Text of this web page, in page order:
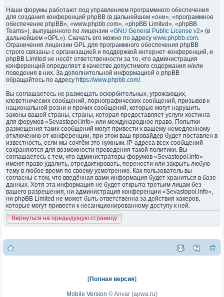
Наши форумы работают под управлением программного обеспечения
для создания конференций phpBB (в дальнейшем «они», «программное
обеспечение phpBB», «www.phpbb.com», «phpBB Limited», «phpBB
Teams»), выпущенного по лицензии «GNU General Public License v2» (в
дальнейшем «GPL»). Скачать его можно по адресу www.phpbb.com.
Ограничения лицензии GPL для программного обеспечения phpBB
строго связаны с организацией и поддержкой интернет-конференций, и
phpBB Limited не несёт ответственности за то, что администрация
конференций определяет в качестве допустимого содержания и/или
поведения в них. За дополнительной информацией о phpBB
обращайтесь по адресу https://www.phpbb.com/.
Вы соглашаетесь не размещать оскорбительных, угрожающих,
клеветнических сообщений, порнографических сообщений, призывов к
национальной розни и прочих сообщений, которые могут нарушить
законы вашей страны, страны, которая предоставляет услуги хостинга
для форумов «Sevastopol.info» или международное право. Попытки
размещения таких сообщений могут привести к вашему немедленному
отключению от конференции, при этом ваш провайдер будет поставлен в
известность, если мы сочтём это нужным. IP-адреса всех сообщений
сохраняются для возможности проведения такой политики. Вы
соглашаетесь с тем, что администраторы форумов «Sevastopol.info»
имеют право удалить, отредактировать, перенести или закрыть любую
тему в любое время по своему усмотрению. Как пользователь вы
согласны с тем, что введённая вами информация будет храниться в базе
данных. Хотя эта информация не будет открыта третьим лицам без
вашего разрешения, ни администрация конференции «Sevastopol.info»,
ни phpBB Limited не может быть ответственна за действия хакеров,
которые могут привести к несанкционированному доступу к ней.
Вернуться на предыдущую страницу
[Полная версия]
Mobile Version ©Anvar (apwa.ru)